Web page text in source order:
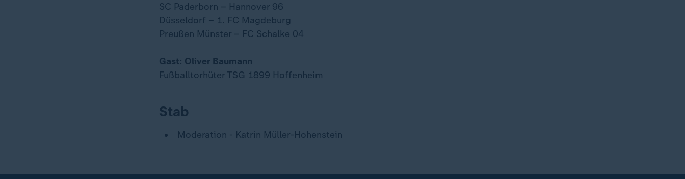
SC Paderborn – Hannover 96
Düsseldorf – 1. FC Magdeburg
Preußen Münster – FC Schalke 04
Gast: Oliver Baumann
Fußballtorhüter TSG 1899 Hoffenheim
Stab
Moderation - Katrin Müller-Hohenstein